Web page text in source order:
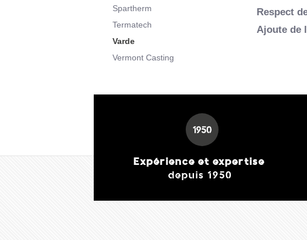
Spartherm
Termatech
Varde
Vermont Casting
Respect
Ajoute de
Expérience et expertise
depuis 1950